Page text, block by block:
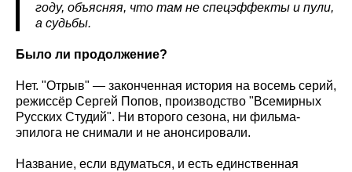
году, объясняя, что там не спецэффекты и пули,
а судьбы.
Было ли продолжение?
Нет. "Отрыв" — законченная история на восемь серий,
режиссёр Сергей Попов, производство "Всемирных
Русских Студий". Ни второго сезона, ни фильма-
эпилога не снимали и не анонсировали.
Название, если вдуматься, и есть единственная